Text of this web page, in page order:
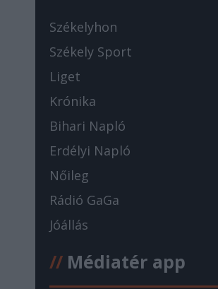
Székelyhon
Székely Sport
Liget
Krónika
Bihari Napló
Erdélyi Napló
Nőileg
Rádió GaGa
Jóállás
//Médiatér app